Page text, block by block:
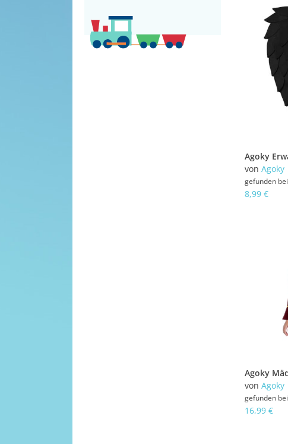
von Agoky
gefunden bei
8,99 €
von Agoky
gefunden bei
16,99 €